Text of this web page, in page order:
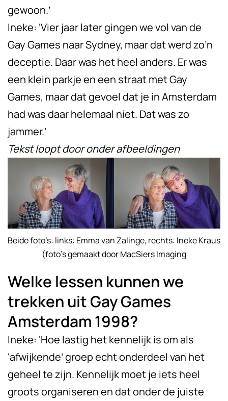
gewoon.’
Ineke: ‘Vier jaar later gingen we vol van de
Gay Games naar Sydney, maar dat werd zo’n
deceptie. Daar was het heel anders. Er was
een klein parkje en een straat met Gay
Games, maar dat gevoel dat je in Amsterdam
had was daar helemaal niet. Dat was zo
jammer.’
Tekst loopt door onder afbeeldingen
Beide foto’s: links: Emma van Zalinge, rechts: Ineke Kraus
(foto’s gemaakt door MacSiers Imaging
Welke lessen kunnen we
trekken uit Gay Games
Amsterdam 1998?
Ineke: ‘Hoe lastig het kennelijk is om als
‘afwijkende’ groep echt onderdeel van het
geheel te zijn. Kennelijk moet je iets heel
groots organiseren en dat onder de juiste